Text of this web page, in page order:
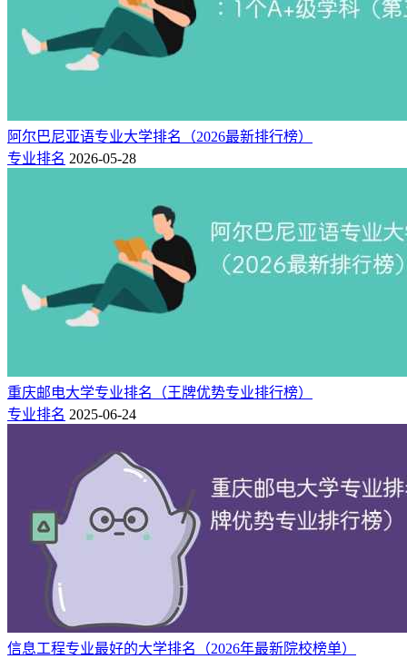
主义理论、世界史、数学、化学、统计学、材料科学与工程6
个学科入选世界一流学科建设行列，入选数量位列全国第19
位、211院校之首。在教育部学位中心第四轮学科评估中，A
类学科6个(其中马克思主义理论获评A+)，B类学科15个。34
筛选1个国家工程实验室和14个部级重点研究基地，世界文明
史研究中心、农村教育研究所2个教育部人文社会科学重点研
究基地。近年来，获得国家自然科学二等奖四项，其中材料科
一项成果获此殊荣；获得第七、八届高等学校科学研究优秀成
果奖（人文社会科学）一等奖四项，其中历史学研究领域的三
项、马克思主义理论研究领域的一项成果获此殊荣。
承典塑新，力行致远。新时代，新使命，新征程。东北师
大将以学校第十五次党代会的胜利召开为契机，践行“尊重的
教育、创造的教育”理念，坚持立德树人，深化内涵发展，提
阿尔巴尼亚语专业大学排名（2026最新排行榜）
专业排名 2026-05-28
重庆邮电大学专业排名（王牌优势专业排行榜）
专业排名 2025-06-24
信息工程专业最好的大学排名（2026年最新院校榜单）